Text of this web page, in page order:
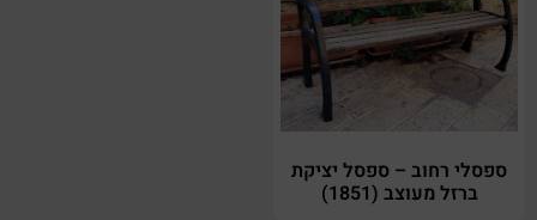
ספסלי רחוב – ספסל יציקת
ברזל מעוצב (1851)